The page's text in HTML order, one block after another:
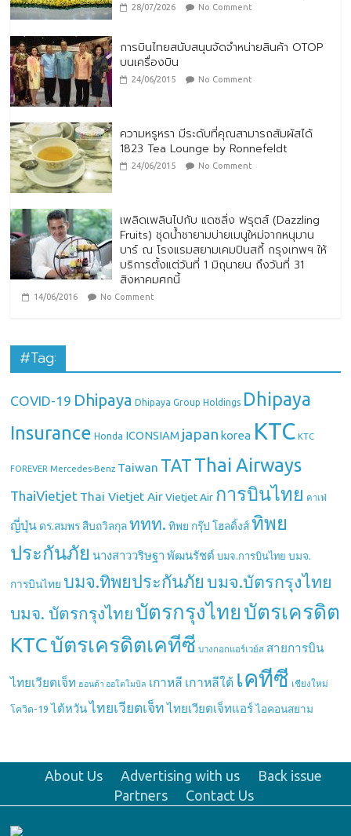
28/07/2026 No Comment
การบินไทยสนับสนุนจัดจำหน่ายสินค้า OTOP
บนเครื่องบิน
24/06/2015 No Comment
ความหรูหรา มีระดับที่คุณสามารถสัมผัสได้
1823 Tea Lounge by Ronnefeldt
24/06/2015 No Comment
เพลิดเพลินไปกับ แดซลิ่ง ฟรุตส์ (Dazzling
Fruits) ชุดน้ำชายามบ่ายเมนูใหม่จากหนุมาน
บาร์ ณ โรงแรมสยามเคมปินสกี้ กรุงเทพฯ ให้
บริการตั้งแต่วันที่ 1 มิถุนายน ถึงวันที่ 31
สิงหาคมศกนี้
14/06/2016 No Comment
#Tag:
COVID-19 Dhipaya Dhipaya Group Holdings Dhipaya
Insurance Honda ICONSIAM japan korea KTC KTC
FOREVER Mercedes-Benz Taiwan TAT Thai Airways
ThaiVietjet Thai Vietjet Air Vietjet Air การบินไทย คาเฟ่
ญี่ปุ่น ดร.สมพร สืบถวิลกุล ททท. ทิพย กรุ๊ป โฮลดิ้งส์ ทิพย
ประกันภัย นางสาววริษฐา พัฒนรัชต์ บมจ.การบินไทย บมจ.
การบินไทย บมจ.ทิพยประกันภัย บมจ.บัตรกรุงไทย
บมจ. บัตรกรุงไทย บัตรกรุงไทย บัตรเครดิต
KTCบัตรเครดิตเคทีซี บางกอกแอร์เวย์ส สายการบิน
ไทยเวียตเจ็ท ฮอนด้า ออโตโมบิล เกาหลี เกาหลีใต้ เคทีซี เชียงใหม่
โควิด-19 ไต้หวัน ไทยเวียตเจ็ท ไทยเวียตเจ็ทแอร์ ไอคอนสยาม
About Us Advertising with us
Back issue
Partners
Contact Us